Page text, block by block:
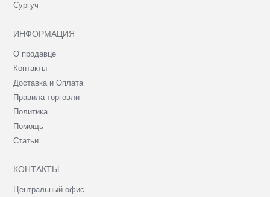
Сургуч
ИНФОРМАЦИЯ
О продавце
Контакты
Доставка и Оплата
Правила торговли
Политика
Помощь
Статьи
КОНТАКТЫ
Центральный офис